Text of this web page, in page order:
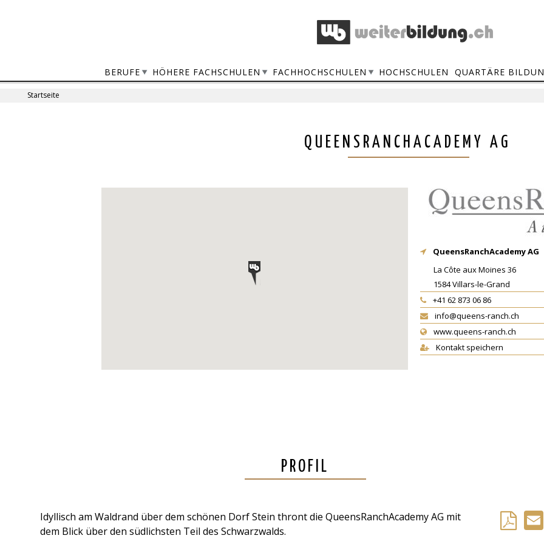
BERUFE HÖHERE FACHSCHULEN FACHHOCHSCHULEN HOCHSCHULEN QUARTÄRE
Startseite
QUEENSRANCHACADEMY AG
QueensRanchAcademy AG
La Côte aux Moines 36
1584Villars-le-Grand
+41 62 873 06 86
info@queens-ranch.ch
www.queens-ranch.ch
Kontakt speichern
PROFIL
Idyllisch am Waldrand über dem schönen Dorf Stein thront die QueensRanchAcademy AG mit
dem Blick über den südlichsten Teil des Schwarzwalds.